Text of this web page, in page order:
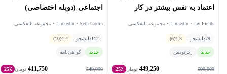
محتوا و رسانه:
اصول تولید محتوا، گویندگی و مدیریت شبکه‌های
محتوای ارائه شده توسط این مجموعه به دو روش کلیدی تامین
اعتماد به نفس بیشتر در کار
LinkedIn • Jay Fields • مجموعه بلنفکسی
79دانشجو 4.3
(6)
جدید زیرنویس
599,000
449,250 تومان 25٪
اجتماعی (دوبله اختصاصی)
LinkedIn • Seth Godin • مجموعه بلنفکسی
112دانشجو 4.4
(10)
جدید گواهی‌نامه
549,000
411,750 تومان 25٪